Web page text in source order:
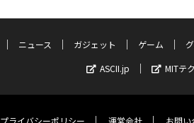
ニュース ガジェット ゲーム
ASCII.jp
MITテ
プライバシーポリシー 運営会社 お問い